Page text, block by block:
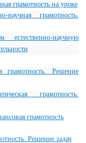
грамотность на уроке
грамотность.
научную
грамотность. Решение
грамотность.
грамотность
Решение задач